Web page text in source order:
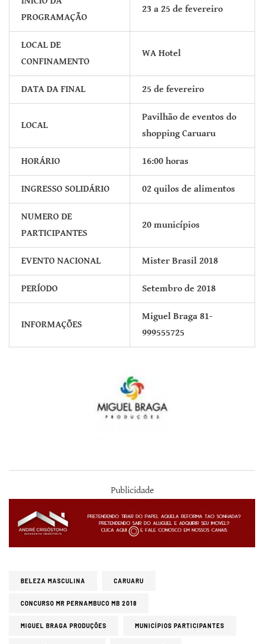
PROGRAMAÇÃO
23 a 25 de fevereiro
LOCAL DE
CONFINAMENTO
WA Hotel
DATA DA FINAL 25 de fevereiro
LOCAL
Pavilhão de eventos do
shopping Caruaru
HORÁRIO 16:00 horas
INGRESSO SOLIDÁRIO 02 quilos de alimentos
NUMERO DE
PARTICIPANTES
20 municípios
EVENTO NACIONAL Mister Brasil 2018
PERÍODO Setembro de 2018
INFORMAÇÕES
Miguel Braga 81-
999555725
Publicidade
BELEZA MASCULINA CARUARU
CONCURSO MR PERNAMBUCO MB 2018
MIGUEL BRAGA PRODUÇÕES MUNICÍPIOS PARTICIPANTES